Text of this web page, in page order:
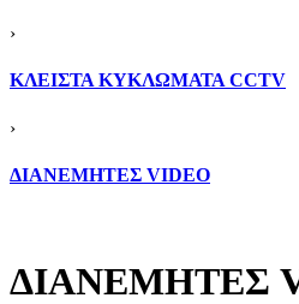
›
ΚΛΕΙΣΤΑ ΚΥΚΛΩΜΑΤΑ CCTV
›
ΔΙΑΝΕΜΗΤΕΣ VIDEO
ΔΙΑΝΕΜΗΤΕΣ